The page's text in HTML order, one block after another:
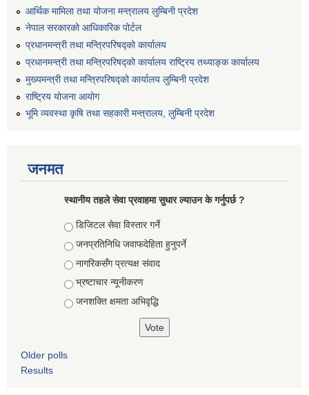
आर्थिक मामिला तथा योजना मन्त्रालय लुम्बिनी प्रदेश
नेपाल सरकारको आधिकारिक पोर्टल
प्रधानमन्त्री तथा मन्त्रिपरिषद्को कार्यालय
प्रधानमन्त्री तथा मन्त्रिपरिषद्को कार्यालय राष्ट्रिय तथ्याङ्क कार्यालय
मुख्यमन्त्री तथा मन्त्रिपरिषद्को कार्यालय लुम्बिनी प्रदेश
राष्ट्रिय योजना आयोग
भूमि व्यवस्था कृषि तथा सहकारी मन्त्रालय, लुम्बिनी प्रदेश
जनमत
स्थानीय तहले सेवा प्रवाहमा सुधार ल्याउन के गर्नुपर्छ ?
Choices
डिजिटल सेवा विस्तार गर्ने
जनप्रतिनिधि जवाफदेहिता हुनुपर्ने
नागरिकसँग प्रत्यक्ष संवाद
भ्रष्टाचार न्यूनीकरण
जनशक्ति क्षमता अभिवृद्धि
Older polls
Results